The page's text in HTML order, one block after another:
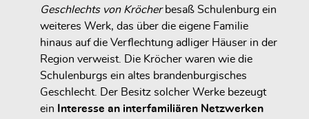
Geschlechts von Kröcherbesaß Schulenburg ein
weiteres Werk, das über die eigene Familie
hinaus auf die Verflechtung adliger Häuser in der
Region verweist. Die Kröcher waren wie die
Schulenburgs ein altes brandenburgisches
Geschlecht. Der Besitz solcher Werke bezeugt
ein Interesse an interfamiliären Netzwerken